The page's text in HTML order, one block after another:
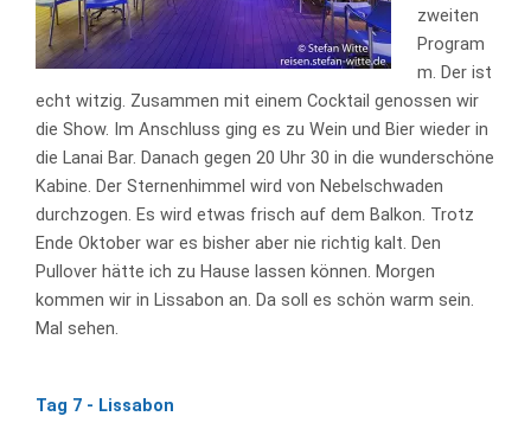
zweiten
Program
m. Der ist
echt witzig. Zusammen mit einem Cocktail genossen wir
die Show. Im Anschluss ging es zu Wein und Bier wieder in
die Lanai Bar. Danach gegen 20 Uhr 30 in die wunderschöne
Kabine. Der Sternenhimmel wird von Nebelschwaden
durchzogen. Es wird etwas frisch auf dem Balkon. Trotz
Ende Oktober war es bisher aber nie richtig kalt. Den
Pullover hätte ich zu Hause lassen können. Morgen
kommen wir in Lissabon an. Da soll es schön warm sein.
Mal sehen.
Tag 7 - Lissabon